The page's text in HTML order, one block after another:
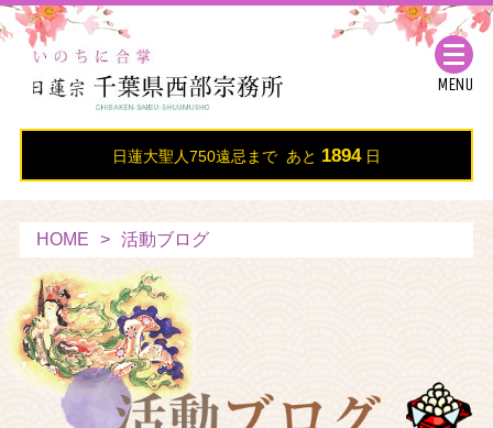
MENU
日蓮大聖人750遠忌まで あと 1894日
HOME 活動ブログ